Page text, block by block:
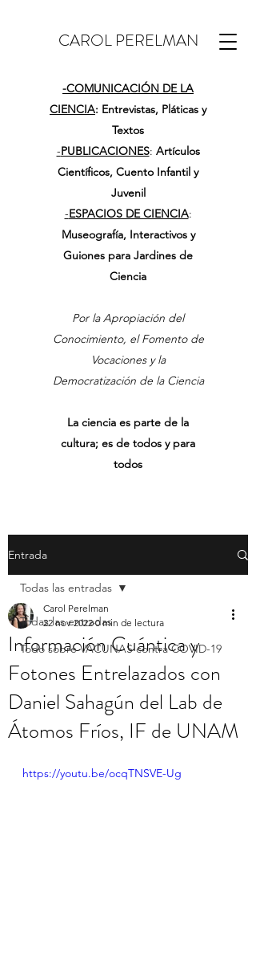
CAROL PERELMAN
-COMUNICACIÓN DE LA
CIENCIA: Entrevistas, Pláticas y
Textos
-PUBLICACIONES: Artículos
Científicos, Cuento Infantil y
Juvenil
-ESPACIOS DE CIENCIA:
Museografía, Interactivos y
Guiones para Jardines de
Ciencia
Por la Apropiación del
Conocimiento, el Fomento de
Vocaciones y la
Democratización de la Ciencia
La ciencia es parte de la
cultura; es de todos y para
todos
Entrada
Todas las entradas
Todo sobre VACUNAS contra COVID-19
Todas las entradas
Información Cuántica y
Fotones Entrelazados con
Daniel Sahagún del Lab de
Átomos Fríos, IF de UNAM
Carol Perelman
22 nov 2022 0 min de lectura
https://youtu.be/ocqTNSVE-Ug